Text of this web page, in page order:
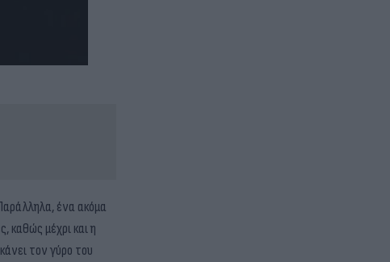
ένα ακόμα
καθώς μέχρι και η
τον γύρο του